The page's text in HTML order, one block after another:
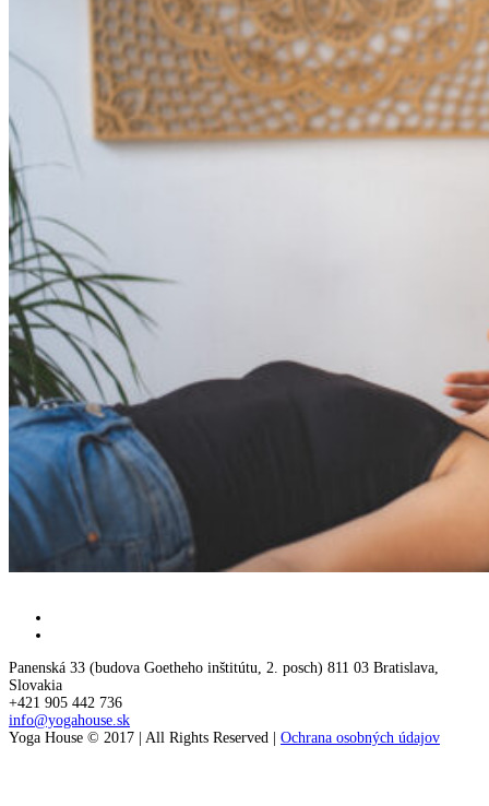
Panenská 33 (budova Goetheho inštitútu, 2. posch) 811 03 Bratislava,
Slovakia
+421 905 442 736
info@yogahouse.sk
Yoga House © 2017 | All Rights Reserved | Ochrana osobných údajov